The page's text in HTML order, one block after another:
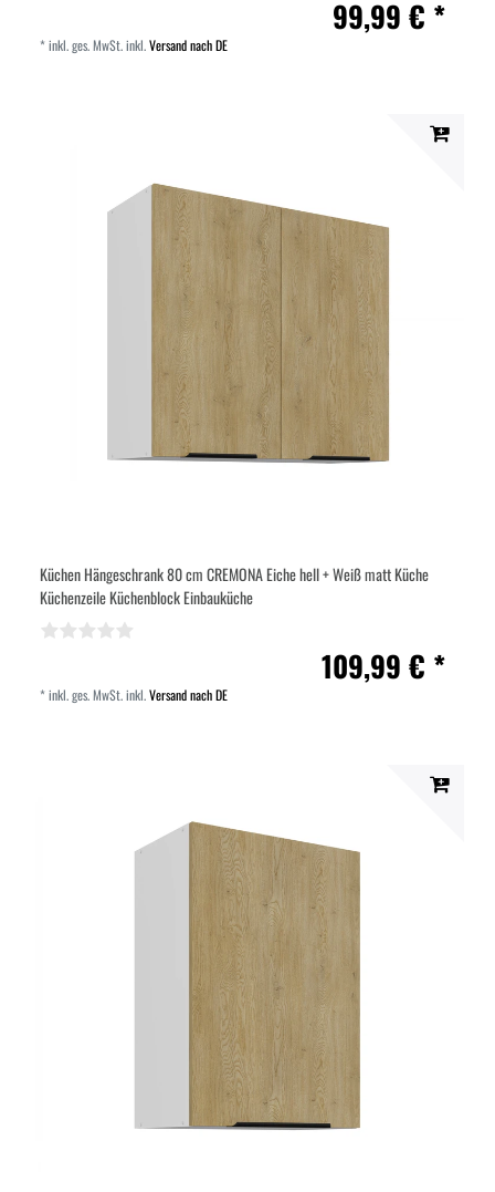
99,99 € *
*inkl. ges. MwSt.inkl.Versand nach DE
Küchen Hängeschrank 80 cm CREMONA Eiche hell + Weiß matt Küche
Küchenzeile Küchenblock Einbauküche
109,99 € *
*inkl. ges. MwSt.inkl.Versand nach DE